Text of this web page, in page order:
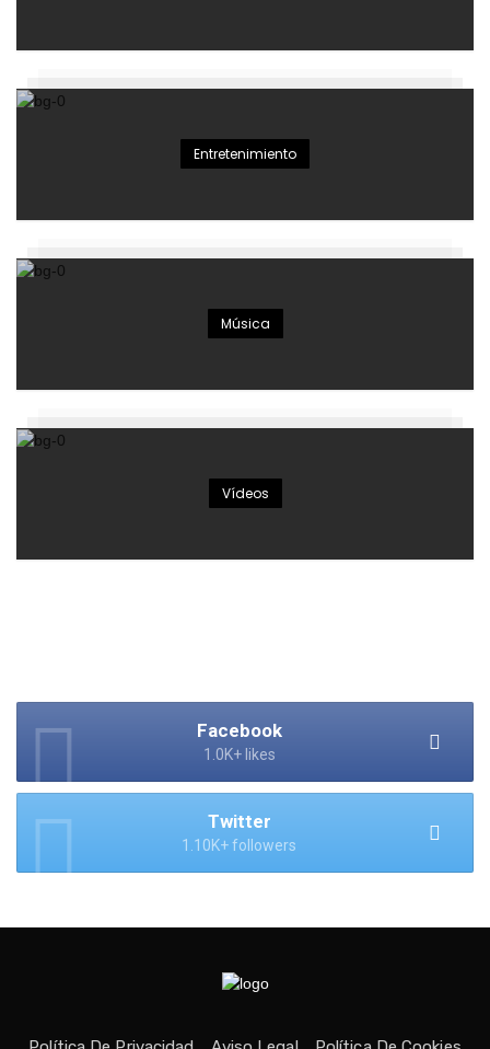
Entretenimiento
Música
Vídeos
Facebook
1.0K+ likes
Twitter
1.10K+ followers